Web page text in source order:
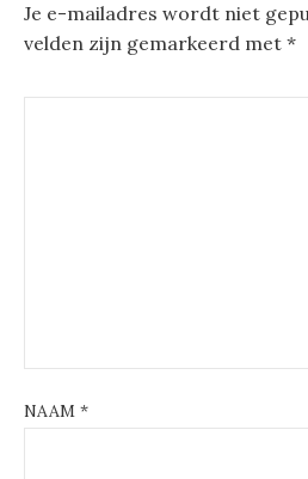
Je e-mailadres wordt niet
velden zijn gemarkeerd met *
NAAM *